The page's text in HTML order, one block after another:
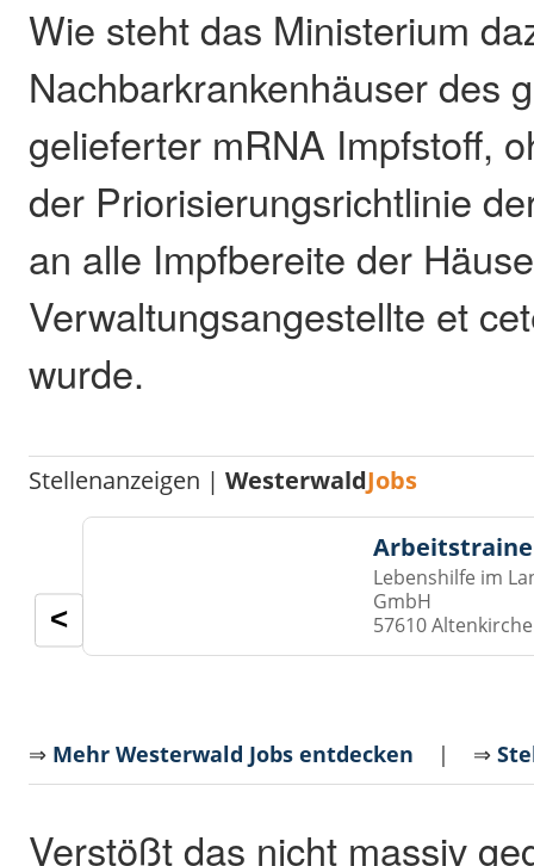
Wie steht das Ministerium
Nachbarkrankenhäuser des
gelieferter mRNA Impfstoff,
der Priorisierungsrichtlinie
an alle Impfbereite der
Verwaltungsangestellte et
wurde.
Stellenanzeigen |WesterwaldJobs
Lebenshilfe im
GmbH
57610
<
⇒ Mehr Westerwald Jobs entdecken | ⇒
Verstößt das nicht massiv